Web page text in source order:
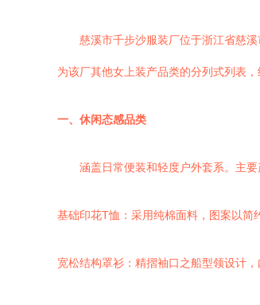
慈溪市千步沙服装厂位于浙江省慈
为该厂其他女上装产品类的分列式列表
一、休闲态感品类
涵盖日常便装和轻度户外套系。主要
基础印花T恤：采用纯棉面料，图案以简
宽松结构罩衫：精摺袖口之船型领设计